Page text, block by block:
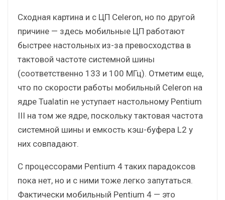
Сходная картина и с ЦП Celeron, но по другой
причине — здесь мобильные ЦП работают
быстрее настольных из-за превосходства в
тактовой частоте системной шины
(соответственно 133 и 100 МГц). Отметим еще,
что по скорости работы мобильный Celeron на
ядре Tualatin не уступает настольному Pentium
III на том же ядре, поскольку тактовая частота
системной шины и емкость кэш-буфера L2 у
них совпадают.
С процессорами Pentium 4 таких парадоксов
пока нет, но и с ними тоже легко запутаться.
Фактически мобильный Pentium 4 — это